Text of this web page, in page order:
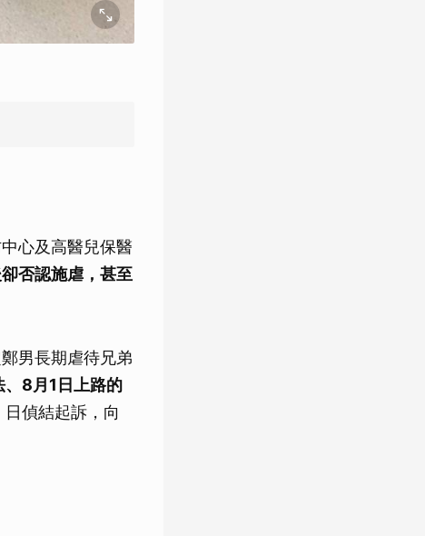
心及高醫兒保醫
否認施虐，甚至
男長期虐待兄弟
8月1日上路的
偵結起訴，向